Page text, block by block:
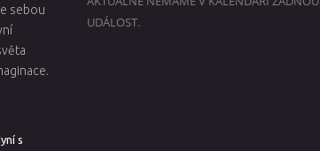
sebou
s
UDÁLOST.